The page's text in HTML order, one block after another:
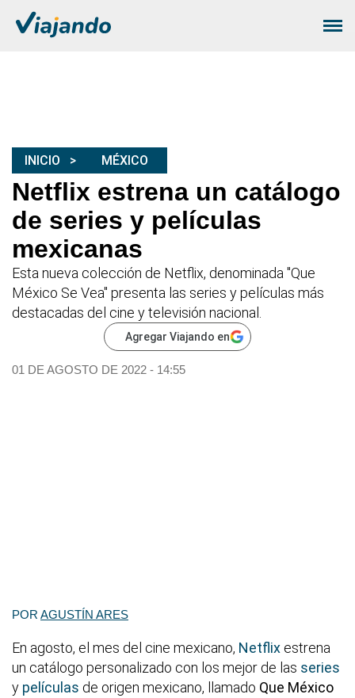
INICIO MÉXICO
Netflix estrena un catálogo
de series y películas
mexicanas
Esta nueva colección de Netflix, denominada "Que
México Se Vea" presenta las series y películas más
destacadas del cine y televisión nacional.
Agregar Viajando en
01 DE AGOSTO DE 2022 - 14:55
POR AGUSTÍN ARES
En agosto, el mes del cine mexicano, Netflix estrena
un catálogo personalizado con los mejor de las series
y películas de origen mexicano, llamado Que México